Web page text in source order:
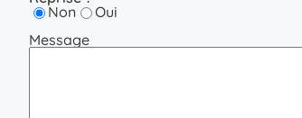
Non
Oui
Message